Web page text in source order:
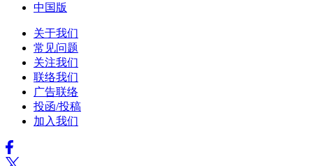
中国版
关于我们
常见问题
关注我们
联络我们
广告联络
投函/投稿
加入我们